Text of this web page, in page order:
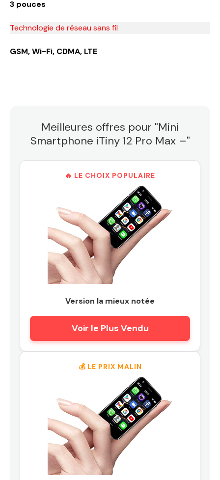
3 pouces
Technologie de réseau sans fil
GSM, Wi-Fi, CDMA, LTE
Meilleures offres pour "Mini
Smartphone iTiny 12 Pro Max –"
🔥 LE CHOIX POPULAIRE
Version la mieux notée
Voir le Plus Vendu
💰 LE PRIX MALIN